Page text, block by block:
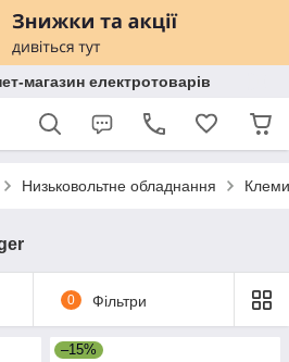
магазин електротоварів
Низьковольтне обладнання
0 Фільтри
–15%